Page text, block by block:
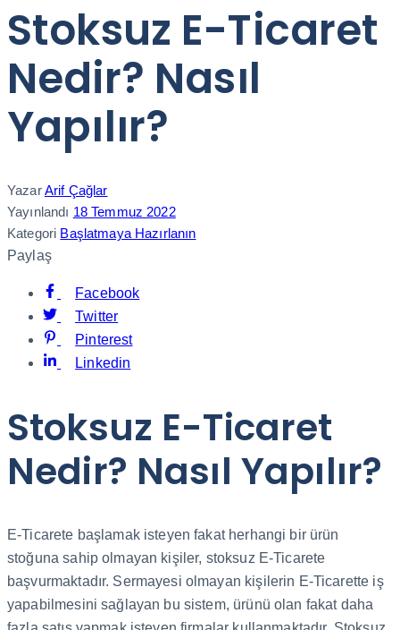
Stoksuz E-Ticaret
Nedir? Nasıl
Yapılır?
YazarArif Çağlar
Yayınlandı 18 Temmuz 2022
Kategori Başlatmaya Hazırlanın
Paylaş
Facebook
Twitter
Pinterest
Linkedin
Stoksuz E-Ticaret
Nedir? Nasıl Yapılır?
E-Ticarete başlamak isteyen fakat herhangi bir ürün
stoğuna sahip olmayan kişiler, stoksuz E-Ticarete
başvurmaktadır. Sermayesi olmayan kişilerin E-Ticarette iş
yapabilmesini sağlayan bu sistem, ürünü olan fakat daha